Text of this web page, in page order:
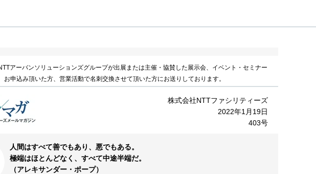
アーバンソリューションズグループが出展または主催・協賛した展示会、イベント・セミナー
お申込み頂いた方、営業活動で名刺交換させて頂いた方にお送りしております。
株式会社NTTファシリティーズ
2022年1月19日
403号
人間はすべて善でもあり、悪でもある。
極端はほとんどなく、すべて中途半端だ。
（アレキサンダー・ポープ）